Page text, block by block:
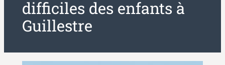
difficiles des enfants à
Guillestre